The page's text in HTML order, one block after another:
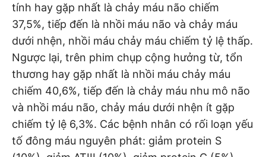
tính hay gặp nhất là chảy máu não chiếm
37,5%, tiếp đến là nhồi máu não và chảy máu
dưới nhện, nhồi máu chảy máu chiếm tỷ lệ thấp.
Ngược lại, trên phim chụp cộng hưởng từ, tổn
thương hay gặp nhất là nhồi máu chảy máu
chiếm 40,6%, tiếp đến là chảy máu nhu mô não
và nhồi máu não, chảy máu dưới nhện ít gặp
chiếm tỷ lệ 6,3%. Các bệnh nhân có rối loạn yếu
tố đông máu nguyên phát: giảm protein S